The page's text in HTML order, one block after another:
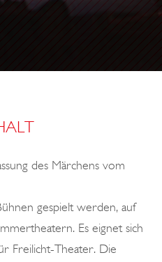
des Märchens vom
gespielt werden, auf
Es eignet sich
Freilicht-Theater. Die